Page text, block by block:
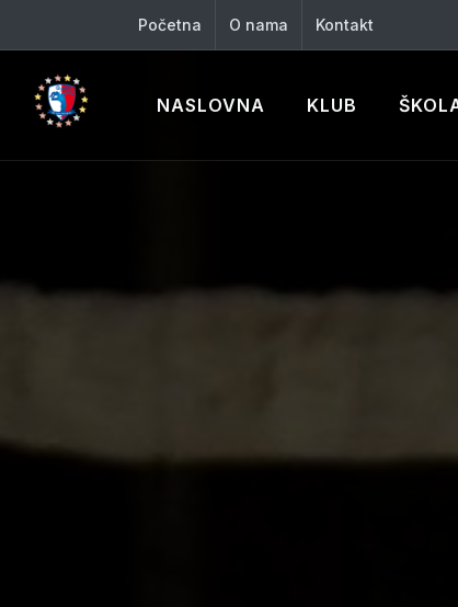
Početna O nama Kontakt
NASLOVNA KLUB